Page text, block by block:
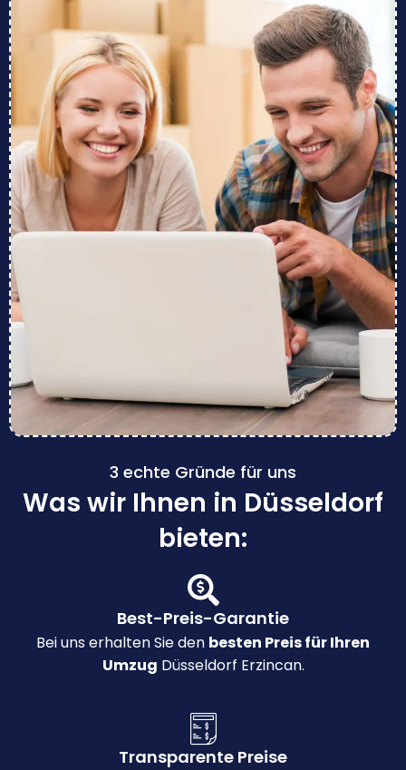
3 echte Gründe für uns
Was wir Ihnen in Düsseldorf
bieten:
Best-Preis-Garantie
Bei uns erhalten Sie den besten Preis für Ihren
Umzug Düsseldorf Erzincan.
Transparente Preise